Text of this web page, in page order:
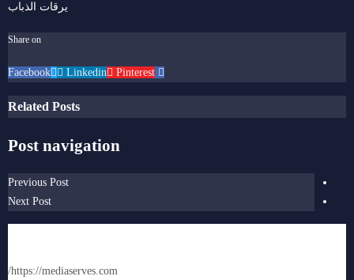
يرقات الذباب
Share on
Linkedin Pinterest
Related Posts
Post navigation
Previous Post
Next Post
https://mediaserves.com/